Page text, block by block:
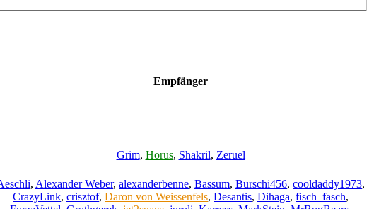
Empfänger
Grim, Horus, Shakril, Zeruel
, Alexander Weber, alexanderbenne, Bassum, Burschi456, cooldaddy1973,
CrazyLink, crisztof, Daron von Weissenfels, Desantis, Dihaga, fisch_fasch,